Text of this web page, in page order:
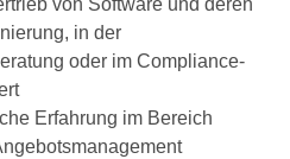
von Software und deren
in der
oder im Compliance-
Erfahrung im Bereich